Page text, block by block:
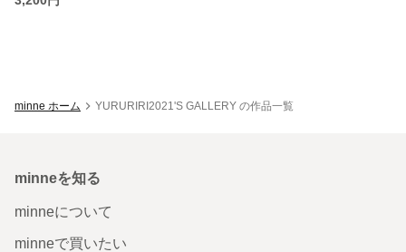
minne ホーム YURURIRI2021'S GALLERY の作品一覧
minneを知る
minneについて
minneで買いたい